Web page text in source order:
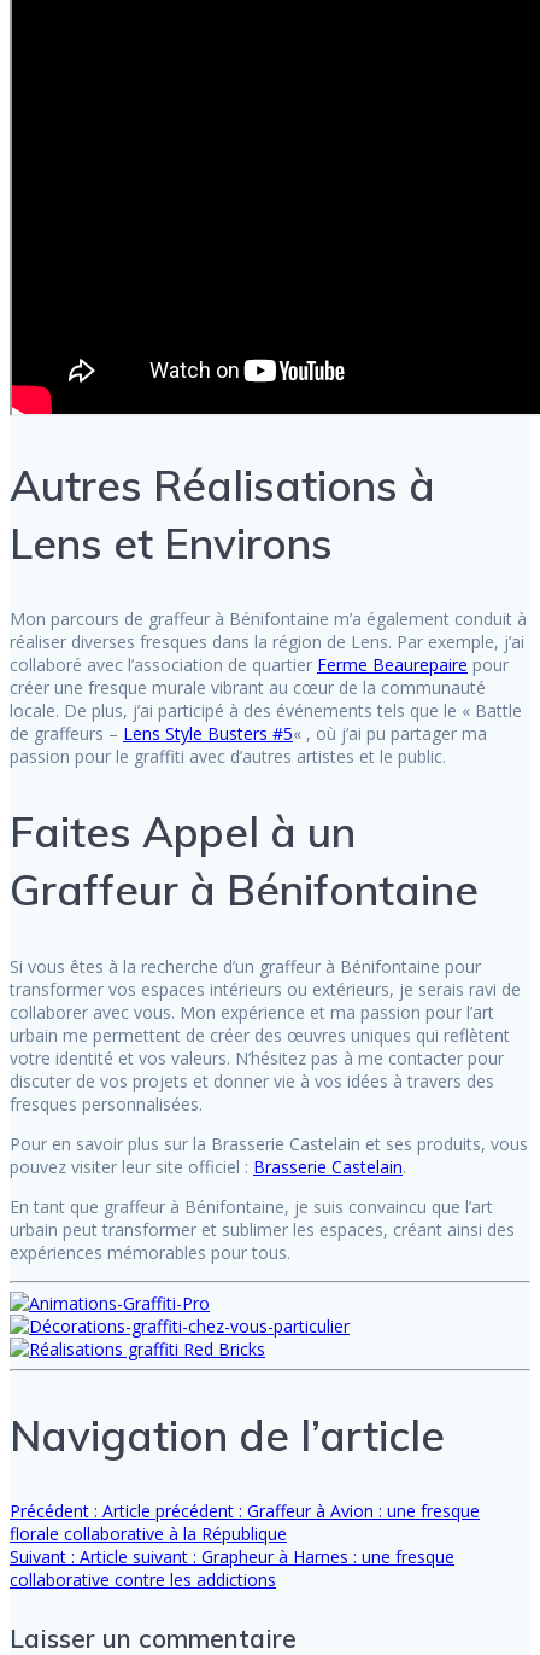
Autres Réalisations à
Lens et Environs
Mon parcours de graffeur à Bénifontaine m’a également conduit à
réaliser diverses fresques dans la région de Lens. Par exemple, j’ai
collaboré avec l’association de quartier Ferme Beaurepaire pour
créer une fresque murale vibrant au cœur de la communauté
locale. De plus, j’ai participé à des événements tels que le « Battle
de graffeurs – Lens Style Busters #5« , où j’ai pu partager ma
passion pour le graffiti avec d’autres artistes et le public.
Faites Appel à un
Graffeur à Bénifontaine
Si vous êtes à la recherche d’un graffeur à Bénifontaine pour
transformer vos espaces intérieurs ou extérieurs, je serais ravi de
collaborer avec vous. Mon expérience et ma passion pour l’art
urbain me permettent de créer des œuvres uniques qui reflètent
votre identité et vos valeurs. N’hésitez pas à me contacter pour
discuter de vos projets et donner vie à vos idées à travers des
fresques personnalisées.
Pour en savoir plus sur la Brasserie Castelain et ses produits, vous
pouvez visiter leur site officiel : Brasserie Castelain.
En tant que graffeur à Bénifontaine, je suis convaincu que l’art
urbain peut transformer et sublimer les espaces, créant ainsi des
expériences mémorables pour tous.
Navigation de l’article
Précédent : Article précédent : Graffeur à Avion : une fresque
florale collaborative à la République
Suivant : Article suivant : Grapheur à Harnes : une fresque
collaborative contre les addictions
Laisser un commentaire